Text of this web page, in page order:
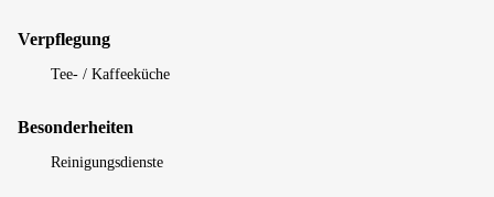
Verpflegung
Tee- / Kaffeeküche
Besonderheiten
Reinigungsdienste